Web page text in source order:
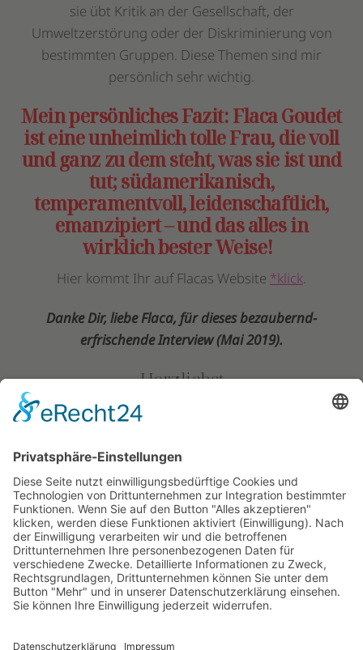
sie übt Kritik an der Gesellschaft, der
Umweltzerstörung oder der Diskriminierung von
bestimmten Gruppen. Diese Themen sind mir
persönlich sehr wichtig.
Mein persönliches Fazit: Flaca Goudet
ist eine unheimlich tolle Frau, die voll
und ganz zu dem steht, was sie ist und
tut; südamerikanisch,
temperamentvoll, leidenschaftlich,
emanzipiert – und das alles in
wirklich bester Weise!
Hier kommt Ihr auf Flacas Website *klick.
Danke Dir, liebe Flaca, für dieses bezaubernd-
erfrischende Interview (Mai 2019).
Herzlichst
Back
To
Top